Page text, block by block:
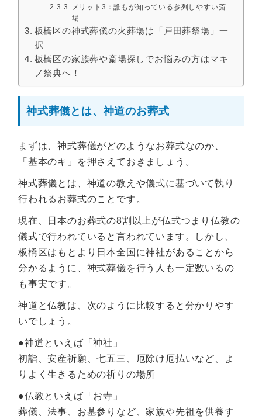
メリット3：誰もが知っている参列しやすい斎
場
板橋区の神式葬儀の火葬場は「戸田葬祭場」一
択
板橋区の家族葬や斎場探しでお悩みの方はマキ
ノ祭典へ！
神式葬儀とは、神道のお葬式
まずは、神式葬儀がどのようなお葬式なのか、
「基本のキ」を押さえておきましょう。
神式葬儀とは、神道の教えや儀式に基づいて執り
行われるお葬式のことです。
現在、日本のお葬式の8割以上が仏式つまり仏教の
儀式で行われていると言われています。しかし、
板橋区はもとより日本全国に神社があることから
分かるように、神式葬儀を行う人も一定数いるの
も事実です。
神道と仏教は、次のように比較すると分かりやす
いでしょう。
●神道といえば「神社」
初詣、安産祈願、七五三、厄除け厄払いなど、よ
りよく生きるための祈りの場所
●仏教といえば「お寺」
葬儀、法事、お墓参りなど、家族や先祖を供養す